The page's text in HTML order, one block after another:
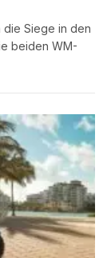
die Siege in den
beiden WM-